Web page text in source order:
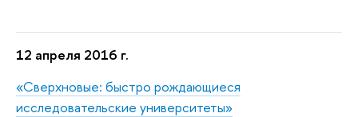
12 апреля 2016 г.
«Сверхновые: быстро рождающиеся
исследовательские университеты»